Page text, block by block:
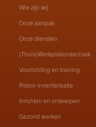
Wie zijn wij
Onze aanpak
Onze diensten
(Thuis)Werkplekonderzoek
Voorlichting en training
Risico-inventarisatie
Inrichten en ontwerpen
Gezond werken